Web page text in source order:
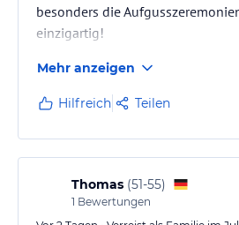
besonders die
einzigartig!
Mehr anzeigen
Hilfreich Teilen
Thomas (51-55)
1 Bewertungen